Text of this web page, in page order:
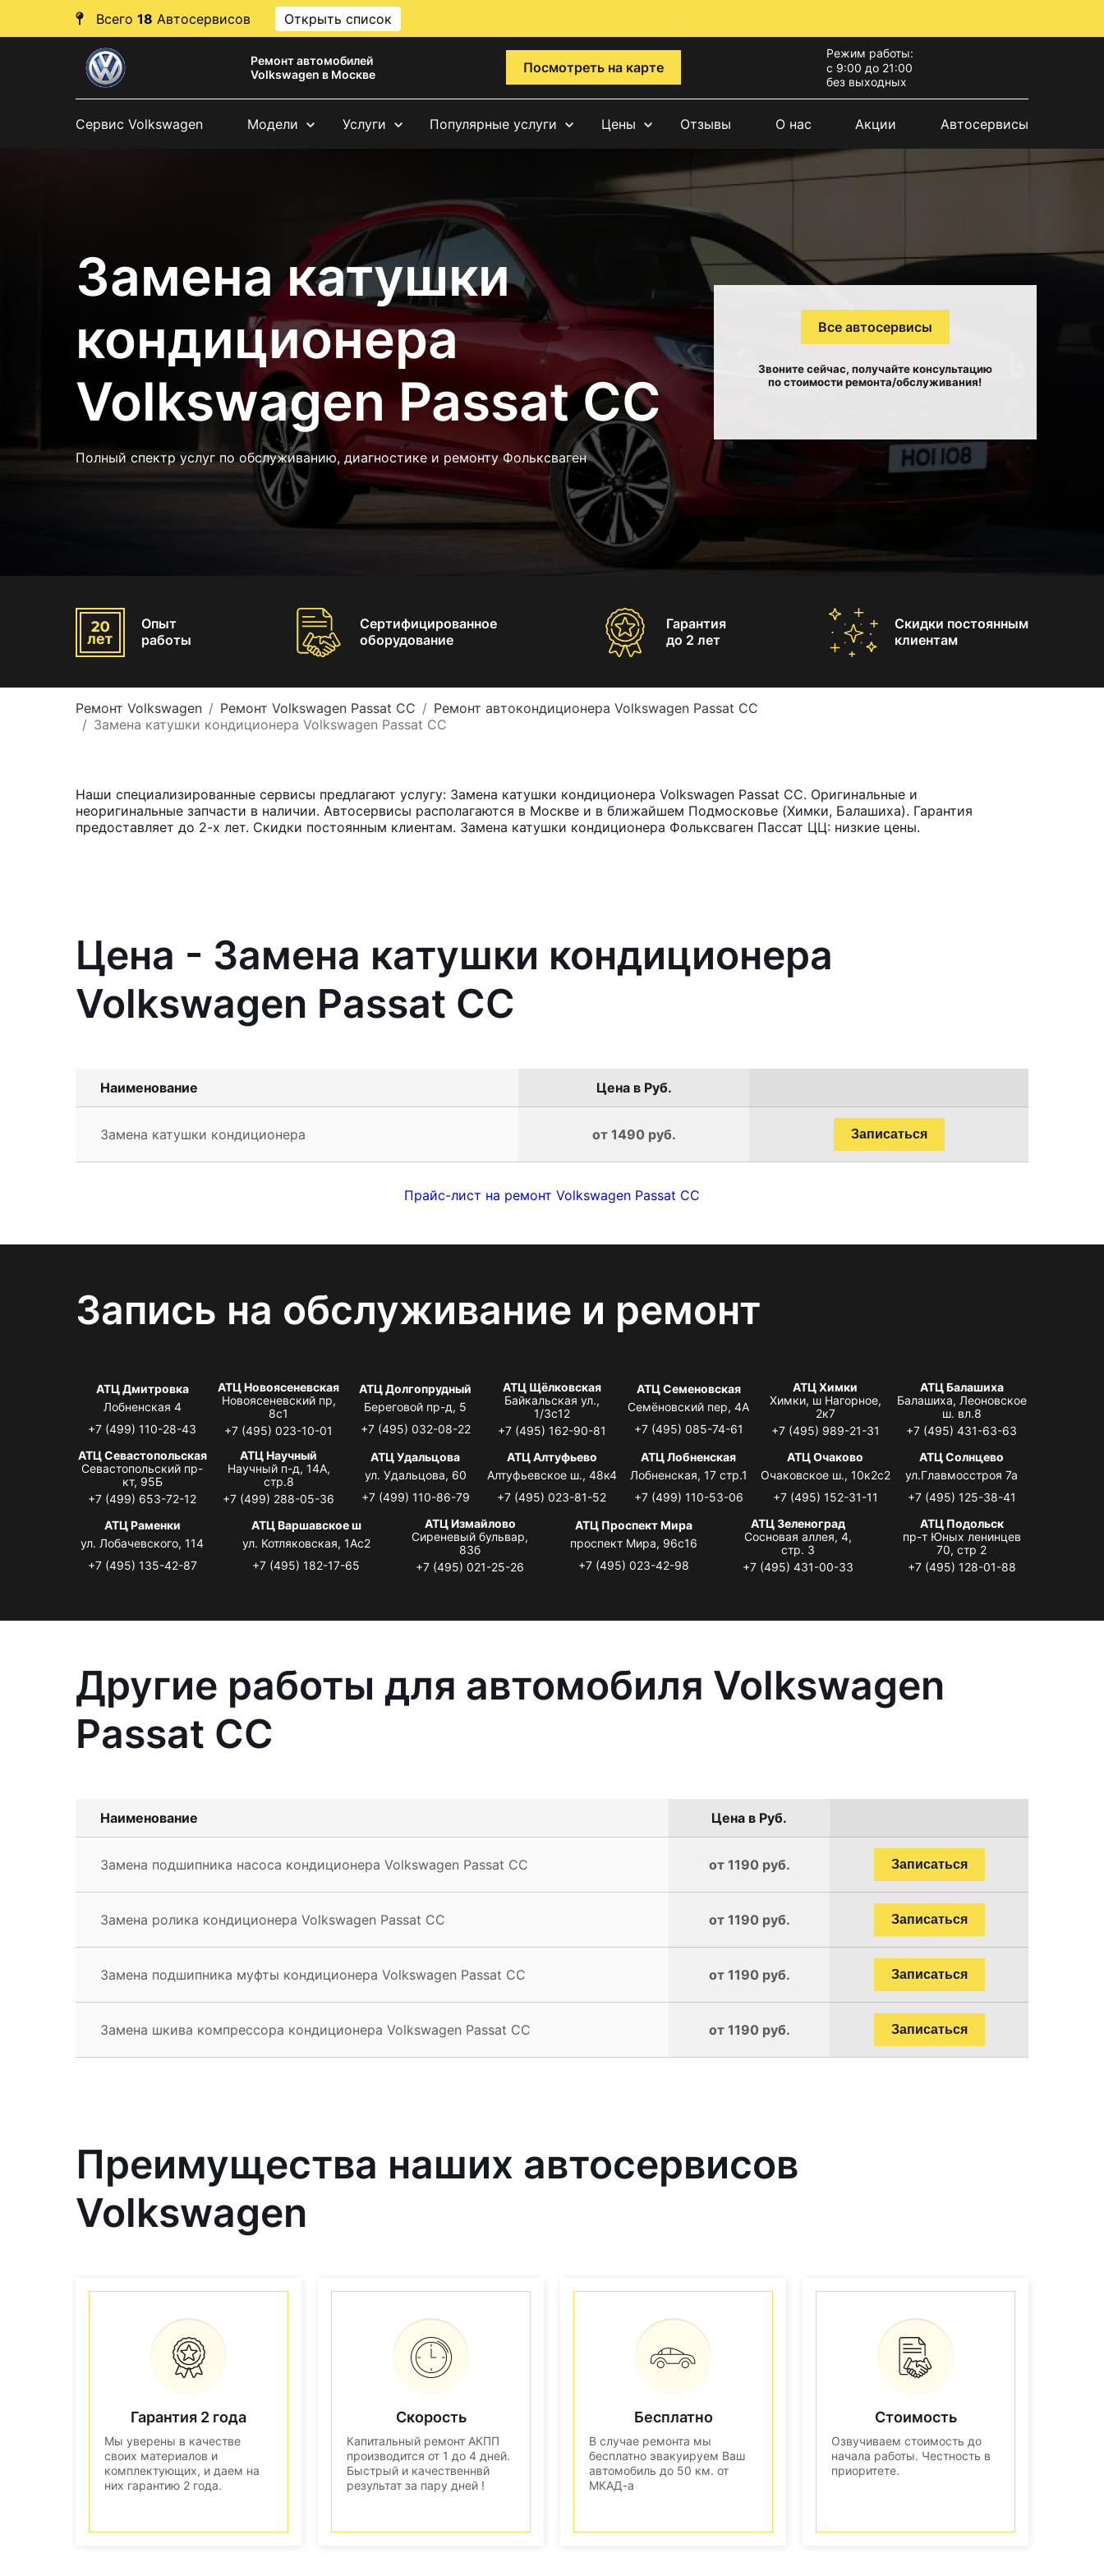
Всего 18 Автосервисов Открыть список
Ремонт автомобилей
Volkswagen в Москве
Посмотреть на карте
Режим работы:
с 9:00 до 21:00
без выходных
Сервис Volkswagen Модели Услуги Популярные услуги Цены Отзывы О нас Акции Автосервисы
Замена катушки
кондиционера
Volkswagen Passat CC
Полный спектр услуг по обслуживанию, диагностике и ремонту Фольксваген
Все автосервисы
Звоните сейчас, получайте консультацию
по стоимости ремонта/обслуживания!
Опыт
работы
Сертифицированное
оборудование
Гарантия
до 2 лет
Скидки постоянным
клиентам
Ремонт Volkswagen Ремонт Volkswagen Passat CC
Ремонт автокондиционера Volkswagen Passat CC
Замена катушки кондиционера Volkswagen Passat CC
Наши специализированные сервисы предлагают услугу: Замена катушки кондиционера Volkswagen Passat CC. Оригинальные и
неоригинальные запчасти в наличии. Автосервисы располагаются в Москве и в ближайшем Подмосковье (Химки, Балашиха). Гарантия
предоставляет до 2-х лет. Скидки постоянным клиентам. Замена катушки кондиционера Фольксваген Пассат ЦЦ: низкие цены.
Цена - Замена катушки кондиционера
Volkswagen Passat CC
Наименование Цена в Руб.
Замена катушки кондиционера от 1490 руб. Записаться
Прайс-лист на ремонт Volkswagen Passat CC
Запись на обслуживание и ремонт
АТЦ Дмитровка
Лобненская 4
+7 (499) 110-28-43
АТЦ Новоясеневская
Новоясеневский пр,
8с1
+7 (495) 023-10-01
АТЦ Долгопрудный
Береговой пр-д, 5
+7 (495) 032-08-22
АТЦ Щёлковская
Байкальская ул.,
1/3с12
+7 (495) 162-90-81
АТЦ Семеновская
Семёновский пер, 4А
+7 (495) 085-74-61
АТЦ Химки
Химки, ш Нагорное,
2к7
+7 (495) 989-21-31
АТЦ Балашиха
Балашиха, Леоновское
ш. вл.8
+7 (495) 431-63-63
АТЦ Севастопольская
Севастопольский пр-
кт, 95Б
+7 (499) 653-72-12
АТЦ Научный
Научный п-д, 14А,
стр.8
+7 (499) 288-05-36
АТЦ Удальцова
ул. Удальцова, 60
+7 (499) 110-86-79
АТЦ Алтуфьево
Алтуфьевское ш., 48к4
+7 (495) 023-81-52
АТЦ Лобненская
Лобненская, 17 стр.1
+7 (499) 110-53-06
АТЦ Очаково
Очаковское ш., 10к2с2
+7 (495) 152-31-11
АТЦ Солнцево
ул.Главмосстроя 7а
+7 (495) 125-38-41
АТЦ Раменки
ул. Лобачевского, 114
+7 (495) 135-42-87
АТЦ Варшавское ш
ул. Котляковская, 1Ас2
+7 (495) 182-17-65
АТЦ Измайлово
Сиреневый бульвар,
83б
+7 (495) 021-25-26
АТЦ Проспект Мира
проспект Мира, 96с16
+7 (495) 023-42-98
АТЦ Зеленоград
Сосновая аллея, 4,
стр. 3
+7 (495) 431-00-33
АТЦ Подольск
пр-т Юных ленинцев
70, стр 2
+7 (495) 128-01-88
Другие работы для автомобиля Volkswagen
Passat CC
Наименование Цена в Руб.
Замена подшипника насоса кондиционера Volkswagen Passat CC от 1190 руб. Записаться
Замена ролика кондиционера Volkswagen Passat CC от 1190 руб. Записаться
Замена подшипника муфты кондиционера Volkswagen Passat CC от 1190 руб. Записаться
Замена шкива компрессора кондиционера Volkswagen Passat CC от 1190 руб. Записаться
Преимущества наших автосервисов
Volkswagen
Гарантия 2 года
Мы уверены в качестве
своих материалов и
комплектующих, и даем на
них гарантию 2 года.
Скорость
Капитальный ремонт АКПП
производится от 1 до 4 дней.
Быстрый и качественнвй
результат за пару дней !
Бесплатно
В случае ремонта мы
бесплатно эвакуируем Ваш
автомобиль до 50 км. от
МКАД-а
Стоимость
Озвучиваем стоимость до
начала работы. Честность в
приоритете.